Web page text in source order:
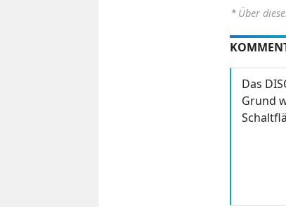
⋆ Über
Das
Grund